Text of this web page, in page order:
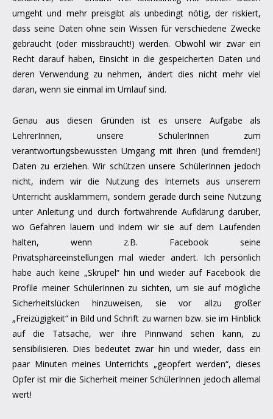
umgeht und mehr preisgibt als unbedingt nötig, der riskiert,
dass seine Daten ohne sein Wissen für verschiedene Zwecke
gebraucht (oder missbraucht!) werden. Obwohl wir zwar ein
Recht darauf haben, Einsicht in die gespeicherten Daten und
deren Verwendung zu nehmen, ändert dies nicht mehr viel
daran, wenn sie einmal im Umlauf sind.
Genau aus diesen Gründen ist es unsere Aufgabe als
LehrerInnen, unsere SchülerInnen zum
verantwortungsbewussten Umgang mit ihren (und fremden!)
Daten zu erziehen. Wir schützen unsere SchülerInnen jedoch
nicht, indem wir die Nutzung des Internets aus unserem
Unterricht ausklammern, sondern gerade durch seine Nutzung
unter Anleitung und durch fortwährende Aufklärung darüber,
wo Gefahren lauern und indem wir sie auf dem Laufenden
halten, wenn z.B. Facebook seine
Privatsphäreeinstellungen mal wieder ändert. Ich persönlich
habe auch keine „Skrupel“ hin und wieder auf Facebook die
Profile meiner SchülerInnen zu sichten, um sie auf mögliche
Sicherheitslücken hinzuweisen, sie vor allzu großer
„Freizügigkeit“ in Bild und Schrift zu warnen bzw. sie im Hinblick
auf die Tatsache, wer ihre Pinnwand sehen kann, zu
sensibilisieren. Dies bedeutet zwar hin und wieder, dass ein
paar Minuten meines Unterrichts „geopfert werden“, dieses
Opfer ist mir die Sicherheit meiner SchülerInnen jedoch allemal
wert!